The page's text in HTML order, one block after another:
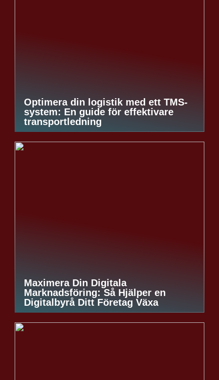
Optimera din logistik med ett TMS-
system: En guide för effektivare
transportledning
Maximera Din Digitala
Marknadsföring: Så Hjälper en
Digitalbyrå Ditt Företag Växa